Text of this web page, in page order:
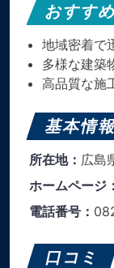
おすす
地域密着で
多様な建築
高品質な施
基本情
所在地： 広島
ホームページ：
電話番号：
口コミ